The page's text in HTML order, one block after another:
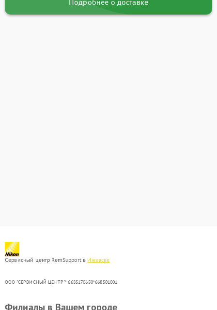
Подробнее о доставке
Сервисный центр RemSupport в Ижевске
ООО "СЕРВИСНЫЙ ЦЕНТР"* 6685170650*668501001
Филиалы в Вашем городе